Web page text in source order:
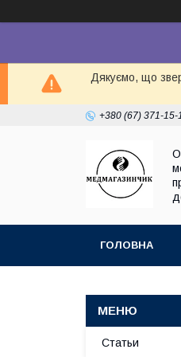
Дякуємо, що
+380 (67) 371-15-
ГОЛОВНА
Статьи